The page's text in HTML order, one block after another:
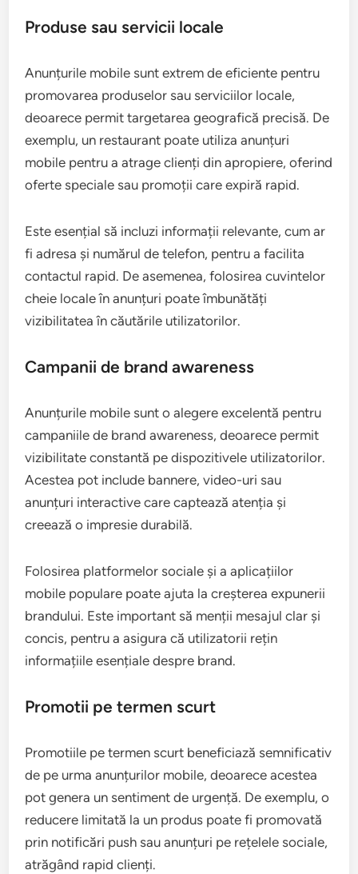
Produse sau servicii locale
Anunțurile mobile sunt extrem de eficiente pentru
promovarea produselor sau serviciilor locale,
deoarece permit targetarea geografică precisă. De
exemplu, un restaurant poate utiliza anunțuri
mobile pentru a atrage clienți din apropiere, oferind
oferte speciale sau promoții care expiră rapid.
Este esențial să incluzi informații relevante, cum ar
fi adresa și numărul de telefon, pentru a facilita
contactul rapid. De asemenea, folosirea cuvintelor
cheie locale în anunțuri poate îmbunătăți
vizibilitatea în căutările utilizatorilor.
Campanii de brand awareness
Anunțurile mobile sunt o alegere excelentă pentru
campaniile de brand awareness, deoarece permit
vizibilitate constantă pe dispozitivele utilizatorilor.
Acestea pot include bannere, video-uri sau
anunțuri interactive care captează atenția și
creează o impresie durabilă.
Folosirea platformelor sociale și a aplicațiilor
mobile populare poate ajuta la creșterea expunerii
brandului. Este important să menții mesajul clar și
concis, pentru a asigura că utilizatorii rețin
informațiile esențiale despre brand.
Promotii pe termen scurt
Promotiile pe termen scurt beneficiază semnificativ
de pe urma anunțurilor mobile, deoarece acestea
pot genera un sentiment de urgență. De exemplu, o
reducere limitată la un produs poate fi promovată
prin notificări push sau anunțuri pe rețelele sociale,
atrăgând rapid clienți.